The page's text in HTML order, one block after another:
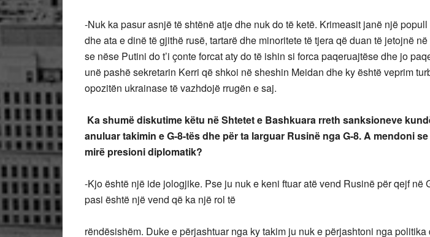
-Nuk ka pasur asnjë të shtënë atje dhe nuk do të ketë. Krimeasit janë një
dhe ata e dinë të gjithë rusë, tartarë dhe minoritete të tjera që duan të jetojnë
se nëse Putini do t’i çonte forcat aty do të ishin si forca paqeruajtëse dhe jo
unë pashë sekretarin Kerri që shkoi në sheshin Meidan dhe ky është veprim
opozitën ukrainase të vazhdojë rrugën e saj.
Ka shumë diskutime këtu në Shtetet e Bashkuara rreth sanksioneve
anuluar takimin e G-8-tës dhe për ta larguar Rusinë nga G-8. A mendoni
mirë presioni diplomatik?
-Kjo është një ide jologjike. Pse ju nuk e keni ftuar atë vend Rusinë përqejf në
pasi është një vend që ka një rol të
rëndësishëm. Duke e përjashtuar nga ky takim ju nuk e përjashtoni nga